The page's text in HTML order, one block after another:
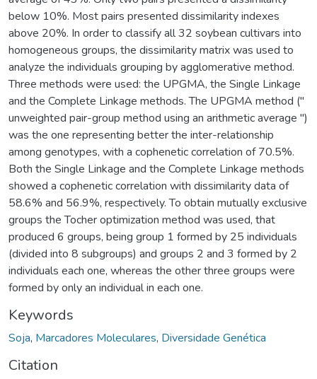
below 10%. Most pairs presented dissimilarity indexes
above 20%. In order to classify all 32 soybean cultivars into
homogeneous groups, the dissimilarity matrix was used to
analyze the individuals grouping by agglomerative method.
Three methods were used: the UPGMA, the Single Linkage
and the Complete Linkage methods. The UPGMA method ("
unweighted pair-group method using an arithmetic average ")
was the one representing better the inter-relationship
among genotypes, with a cophenetic correlation of 70.5%.
Both the Single Linkage and the Complete Linkage methods
showed a cophenetic correlation with dissimilarity data of
58.6% and 56.9%, respectively. To obtain mutually exclusive
groups the Tocher optimization method was used, that
produced 6 groups, being group 1 formed by 25 individuals
(divided into 8 subgroups) and groups 2 and 3 formed by 2
individuals each one, whereas the other three groups were
formed by only an individual in each one.
Keywords
Soja, Marcadores Moleculares, Diversidade Genética
Citation